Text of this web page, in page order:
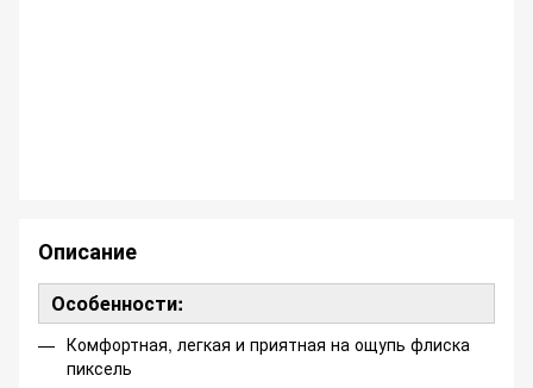
Описание
Особенности:
Комфортная, легкая и приятная на ощупь флиска
пиксель